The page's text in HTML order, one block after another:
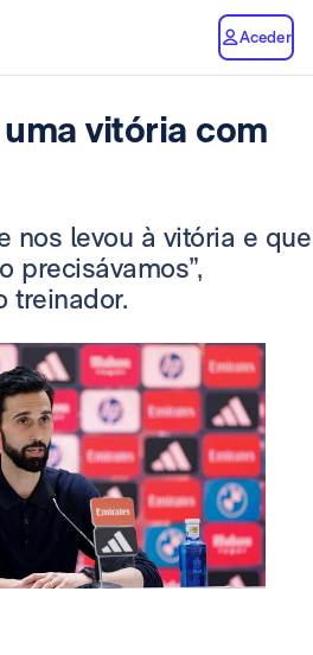
Aceder
vitória com
nos levou à vitória e que
precisávamos”,
treinador.